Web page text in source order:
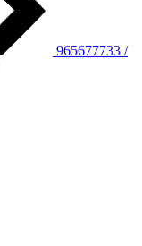
965677733 /